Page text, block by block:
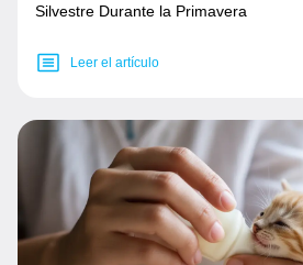
Silvestre Durante la Primavera
Leer el artículo